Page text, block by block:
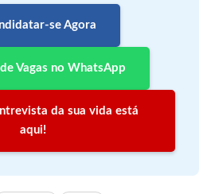
se Agora
Vagas no WhatsApp
da sua vida está
aqui!